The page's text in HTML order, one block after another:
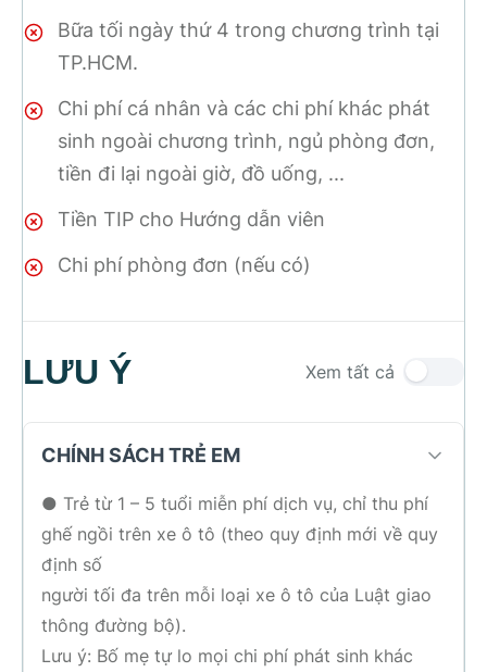
Bữa tối ngày thứ 4 trong chương trình tại
TP.HCM.
Chi phí cá nhân và các chi phí khác phát
sinh ngoài chương trình, ngủ phòng đơn,
tiền đi lại ngoài giờ, đồ uống, ...
Tiền TIP cho Hướng dẫn viên
Chi phí phòng đơn (nếu có)
LƯU Ý Xem tất cả
CHÍNH SÁCH TRẺ EM
● Trẻ từ 1 – 5 tuổi miễn phí dịch vụ, chỉ thu phí
ghế ngồi trên xe ô tô (theo quy định mới về quy
định số
người tối đa trên mỗi loại xe ô tô của Luật giao
thông đường bộ).
Lưu ý: Bố mẹ tự lo mọi chi phí phát sinh khác